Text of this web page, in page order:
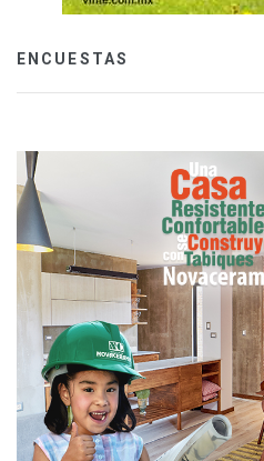
ENCUESTAS